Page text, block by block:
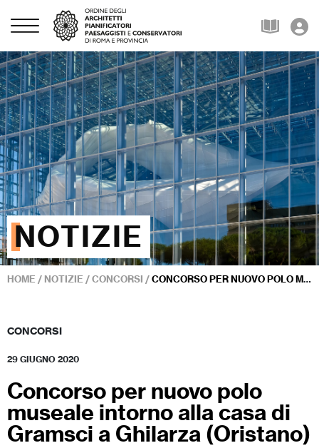
NOTIZIE
HOME / NOTIZIE /CONCORSI /CONCORSO PER NUOVO POLO MUSEALE INTORNO ALLA CASA DI GRAMSCI A GHILARZA (ORISTANO)
CONCORSI
29 GIUGNO 2020
Concorso per nuovo polo
museale intorno alla casa di
Gramsci a Ghilarza (Oristano)